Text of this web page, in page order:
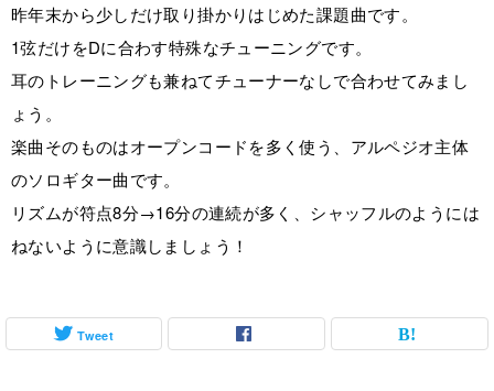
昨年末から少しだけ取り掛かりはじめた課題曲です。
1弦だけをDに合わす特殊なチューニングです。
耳のトレーニングも兼ねてチューナーなしで合わせてみまし
ょう。
楽曲そのものはオープンコードを多く使う、アルペジオ主体
のソロギター曲です。
リズムが符点8分→16分の連続が多く、シャッフルのようには
ねないように意識しましょう！
Tweet